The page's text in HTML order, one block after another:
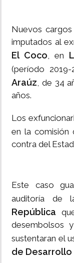
Nuevos
imputados al
El Coco, en
(período
Araúz, de 34
años.
Los
en la comisión
contra del
Este caso
auditoría de
República
desembolsos
sustentaran el
de Desarrollo